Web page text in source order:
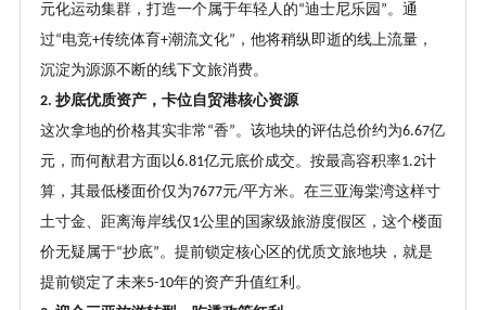
元化运动集群，打造一个属于年轻人的“迪士尼乐园 ”。通
过“电竞+传统体育+潮流文化” ，他将稍纵即逝的线上流量，
沉淀为源源不断的线下文旅消费。
2. 抄底优质资产，卡位自贸港核心资源
这次拿地的价格其实非常 “香”。该地块的评估总价约为6.67亿
元，而何猷君方面以6.81亿元底价成交。按最高容积率1.2计
算，其最低楼面价仅为7677元/平方米。在三亚海棠湾这样寸
土寸金、距离海岸线仅1公里的国家级旅游度假区，这个楼面
价无疑属于“抄底”。提前锁定核心区的优质文旅地块，就是
提前锁定了未来5-10年的资产升值红利。